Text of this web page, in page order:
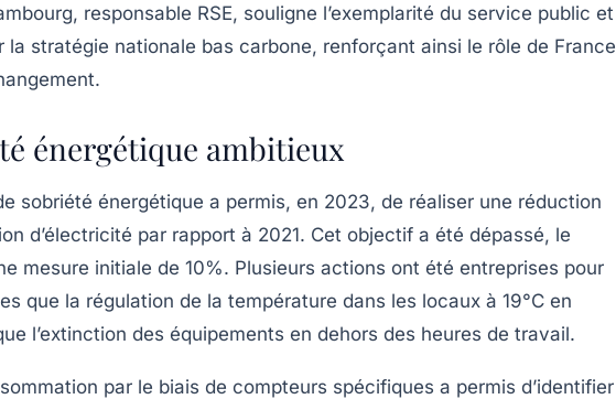
responsable RSE, souligne l’exemplarité du service public et
la stratégie nationale bas carbone, renforçant ainsi le rôle de France
énergétique ambitieux
sobriété énergétique a permis, en 2023, de réaliser une réduction
d’électricité par rapport à 2021. Cet objectif a été dépassé, le
mesure initiale de 10%. Plusieurs actions ont été entreprises pour
que la régulation de la température dans les locaux à 19°C en
l’extinction des équipements en dehors des heures de travail.
par le biais de compteurs spécifiques a permis d’identifier